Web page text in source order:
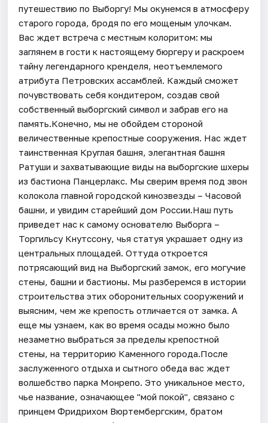
путешествию по Выборгу! Мы окунемся в атмосферу
старого города, бродя по его мощеным улочкам.
Вас ждет встреча с местным колоритом: мы
заглянем в гости к настоящему бюргеру и раскроем
тайну легендарного кренделя, неотъемлемого
атрибута Петровских ассамблей. Каждый сможет
почувствовать себя кондитером, создав свой
собственный выборгский символ и забрав его на
память.Конечно, мы не обойдем стороной
величественные крепостные сооружения. Нас ждет
таинственная Круглая башня, элегантная башня
Ратуши и захватывающие виды на выборгские шхеры
из бастиона Панцерлакс. Мы сверим время под звон
колокола главной городской кинозвезды – Часовой
башни, и увидим старейший дом России.Наш путь
приведет нас к самому основателю Выборга –
Торгильсу Кнутссону, чья статуя украшает одну из
центральных площадей. Оттуда откроется
потрясающий вид на Выборгский замок, его могучие
стены, башни и бастионы. Мы разберемся в истории
строительства этих оборонительных сооружений и
выясним, чем же крепость отличается от замка. А
еще мы узнаем, как во время осады можно было
незаметно выбраться за пределы крепостной
стены, на территорию Каменного города.После
заслуженного отдыха и сытного обеда вас ждет
волшебство парка Монрепо. Это уникальное место,
чье название, означающее "мой покой", связано с
принцем Фридрихом Вюртембергским, братом